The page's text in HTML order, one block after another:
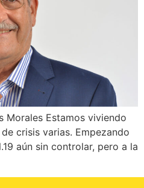
Morales Estamos viviendo
crisis varias. Empezando
aún sin controlar, pero a la